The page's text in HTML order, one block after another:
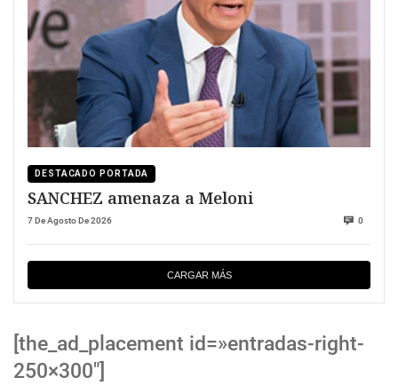
DESTACADO PORTADA
SANCHEZ amenaza a Meloni
7 De Agosto De 2026 0
CARGAR MÁS
[the_ad_placement id=»entradas-right-
250×300″]